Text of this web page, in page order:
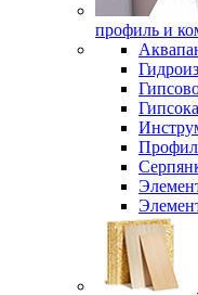
профиль и